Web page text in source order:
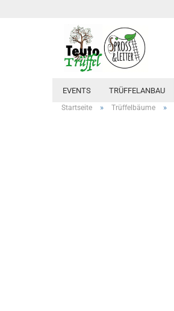
EVENTS TRÜFFELANBAU
Startseite » Trüffelbäume »